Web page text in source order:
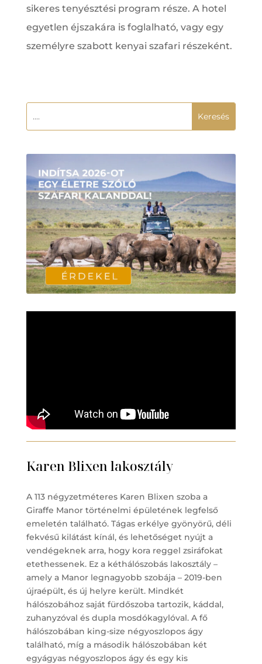
sikeres tenyésztési program része. A hotel
egyetlen éjszakára is foglalható, vagy egy
személyre szabott kenyai szafari részeként.
Karen Blixen lakosztály
A 113 négyzetméteres Karen Blixen szoba a
Giraffe Manor történelmi épületének legfelső
emeletén található. Tágas erkélye gyönyörű, déli
fekvésű kilátást kínál, és lehetőséget nyújt a
vendégeknek arra, hogy kora reggel zsiráfokat
etethessenek. Ez a kéthálószobás lakosztály –
amely a Manor legnagyobb szobája – 2019-ben
újraépült, és új helyre került. Mindkét
hálószobához saját fürdőszoba tartozik, káddal,
zuhanyzóval és dupla mosdókagylóval. A fő
hálószobában king-size négyoszlopos ágy
található, míg a második hálószobában két
egyágyas négyoszlopos ágy és egy kis